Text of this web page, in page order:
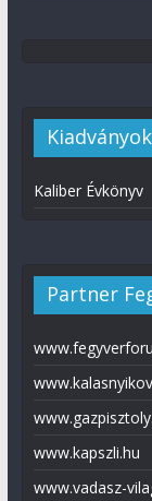
Kiadványok
Kaliber Évkönyv
Partner
www.kapszli.hu
www.vadasz-